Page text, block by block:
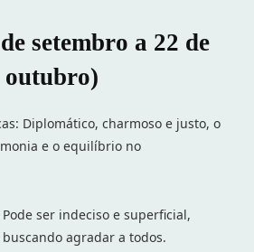
setembro a 22 de
outubro)
Diplomático, charmoso e justo, o
e o equilíbrio no
ser indeciso e superficial,
agradar a todos.